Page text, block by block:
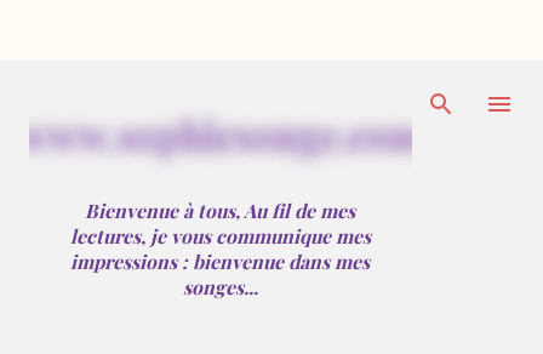
www.sophiesonge.com
Bienvenue à tous, Au fil de mes
lectures, je vous communique mes
impressions : bienvenue dans mes
songes...